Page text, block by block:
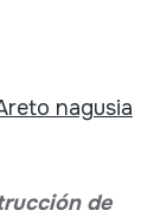
nagusia
de